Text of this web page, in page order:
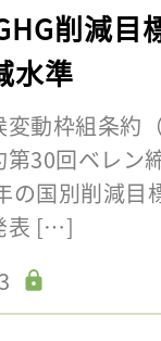
削減目
水準
動枠組条約
第30回ベレン
の国別削減目
表 […]